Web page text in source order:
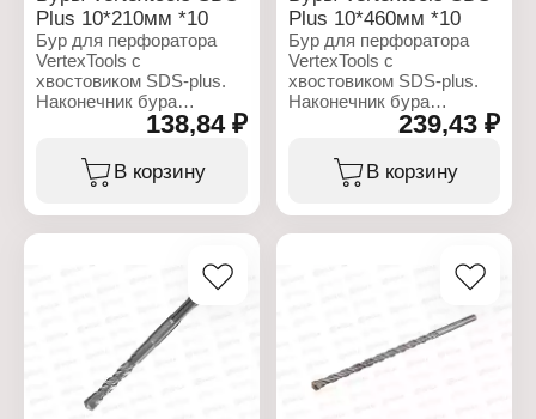
Габариты без упаковки:
60x125x125 мм
Plus 10*210мм *10
Бур для перфоратора
VertexTools с
хвостовиком SDS-plus.
Наконечник бура
сформирован одной
победитовой пластиной
и имеет две режущих
износостойким припоем
что гарантирует высокий
Характеристики:
Бренд: Vertextools
Артикул: 999-10-210
Тип товара: Бур
138,84 ₽
В корзину
Plus 10*460мм *10
Бур для перфоратора
VertexTools с
хвостовиком SDS-plus.
Наконечник бура
сформирован одной
победитовой пластиной
и имеет две режущих
износостойким припоем
что гарантирует высокий
Характеристики:
Бренд: Vertextools
Артикул: 999-10-460
239,43 ₽
В корзину